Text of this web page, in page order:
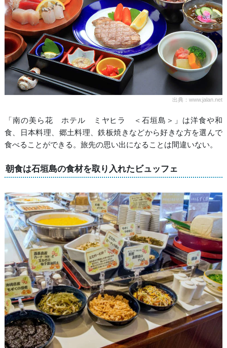
出典：www.jalan.net
「南の美ら花 ホテル ミヤヒラ ＜石垣島＞」は洋食や和
食、日本料理、郷土料理、鉄板焼きなどから好きな方を選んで
食べることができる。旅先の思い出になることは間違いない。
朝食は石垣島の食材を取り入れたビュッフェ